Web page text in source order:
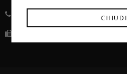
(+39) 0376 943911CHIUDI